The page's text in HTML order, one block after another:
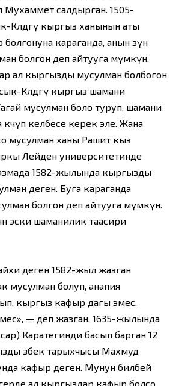
Мухаммет салдырган. 1505-
кыргыз ханынын аты
караганда, анын өзүн
болгон деп айтууга мүмкүн.
ал кыргызды мусулман болбогон
Көлдөгү кыргыз шамани
мусулман боло туруп, шамани
келбесе керек эле. Жана
мусулман ханы Рашит кыз
Лейден университетинде
1582-жылында кыргызды
деген. Буга караганда
болгон деп айтууга мүмкүн.
эски шаманилик таасири
деген 1582-жыл жазган
мусулман болуп, анапия
кыргыз кафыр дагы эмес,
— деп жазган. 1635-жылында
Каратегинди басып барган 12
өзбек тарыхчысы Махмуд
кафыр деген. Мунун билбей
ал кыргыздар кафыр болсо,